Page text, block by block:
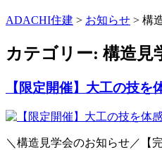
ADACHI住建 > お知らせ > 構
カテゴリー: 構造見
【限定開催】大工の技を
＼構造見学会のお知らせ／【